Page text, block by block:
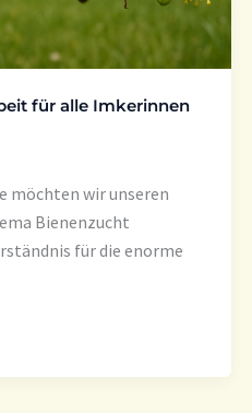
für alle Imkerinnen
möchten wir unseren
Bienenzucht
für die enorme